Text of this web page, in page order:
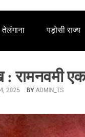
तेलंगाना पड़ोसी राज्य
रामनवमी
2025 BY ADMIN_TS